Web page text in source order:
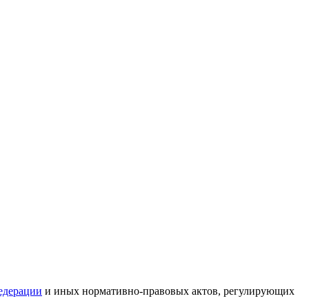
и иных нормативно-правовых актов, регулирующих